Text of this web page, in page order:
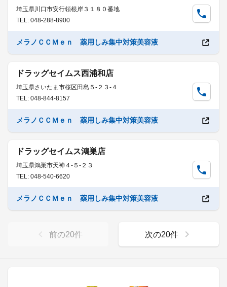
埼玉県川口市安行領根岸３１８０番地
TEL: 048-288-8900
メラノＣＣＭｅｎ 薬用しみ集中対策美容液
ドラッグセイムス西浦和店
埼玉県さいたま市桜区田島５-２３-４
TEL: 048-844-8157
メラノＣＣＭｅｎ 薬用しみ集中対策美容液
ドラッグセイムス鴻巣店
埼玉県鴻巣市天神４-５-２３
TEL: 048-540-6620
メラノＣＣＭｅｎ 薬用しみ集中対策美容液
前の20件 次の20件